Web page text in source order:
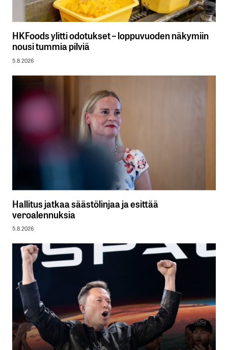
HKFoods ylitti odotukset – loppuvuoden näkymiin
nousi tummia pilviä
5.8.2026
Hallitus jatkaa säästölinjaa ja esittää
veroalennuksia
5.8.2026